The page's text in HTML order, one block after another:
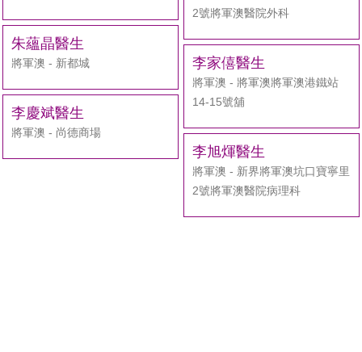
2號將軍澳醫院外科
朱蘊晶醫生
將軍澳 - 新都城 李家僖醫生
將軍澳 - 將軍澳將軍澳港鐵站
14-15號舖
李慶斌醫生
將軍澳 - 尚德商場
李旭煇醫生
將軍澳 - 新界將軍澳坑口寶寧里
2號將軍澳醫院病理科